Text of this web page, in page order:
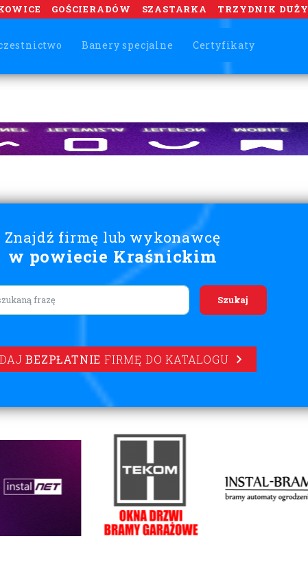
GOŚCIERADÓW SZASTARKA TRZYDNIK DUŻY
Banery specjalne Certyfikaty
Znajdź firmę lub wykonawcę
w powiecie Kraśnickim
BEZPŁATNIE FIRMĘ DO KATALOGU